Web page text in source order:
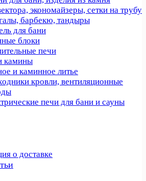
экономайзеры, сетки на трубу
барбекю, тандыры
для бани
блоки
печи
камины
и каминное литье
кровли, вeнтиляционные
печи для бани и сауны
о доставке